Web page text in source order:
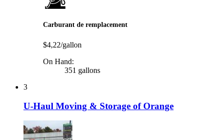
Carburant de remplacement
$4,22/gallon
On Hand:
351 gallons
3
U-Haul Moving & Storage of Orange